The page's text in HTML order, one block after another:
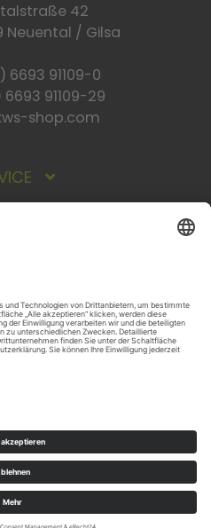
42
Neuental / Gilsa
6693 91109-0
91109-29
shop.com
*zzgl.Versandkosten